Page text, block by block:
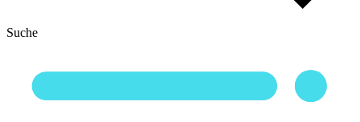
Suche